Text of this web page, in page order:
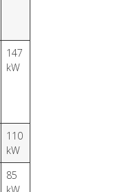
147
kW
110
kW
85